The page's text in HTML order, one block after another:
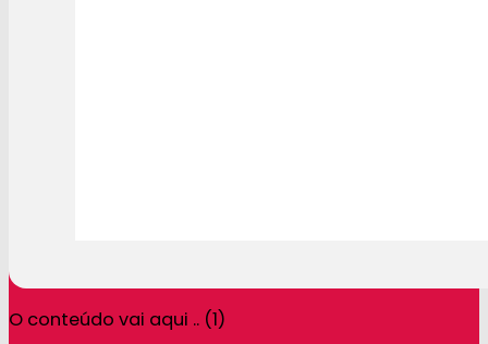
O conteúdo vai aqui .. (1)